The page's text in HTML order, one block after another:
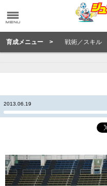
育成メニュー > 戦術／スキル
2013.06.19